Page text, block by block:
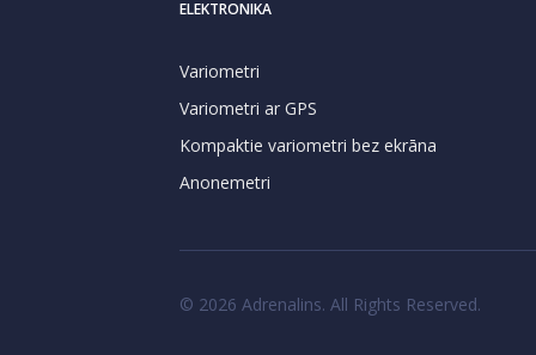
ELEKTRONIKA
Variometri
Variometri ar GPS
Kompaktie variometri bez ekrāna
Anonemetri
© 2026 Adrenalins. All Rights Reserved.